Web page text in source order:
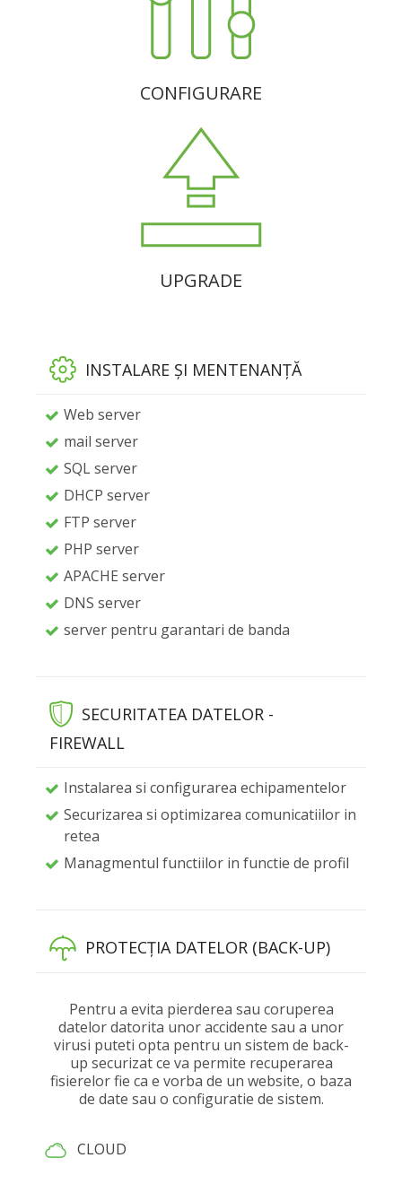
CONFIGURARE
UPGRADE
INSTALARE ȘI MENTENANȚĂ
Web server
mail server
SQL server
DHCP server
FTP server
PHP server
APACHE server
DNS server
server pentru garantari de banda
SECURITATEA DATELOR -
FIREWALL
Instalarea si configurarea echipamentelor
Securizarea si optimizarea comunicatiilor in
retea
Managmentul functiilor in functie de profil
PROTECȚIA DATELOR (BACK-UP)
Pentru a evita pierderea sau coruperea
datelor datorita unor accidente sau a unor
virusi puteti opta pentru un sistem de back-
up securizat ce va permite recuperarea
fisierelor fie ca e vorba de un website, o baza
de date sau o configuratie de sistem.
CLOUD